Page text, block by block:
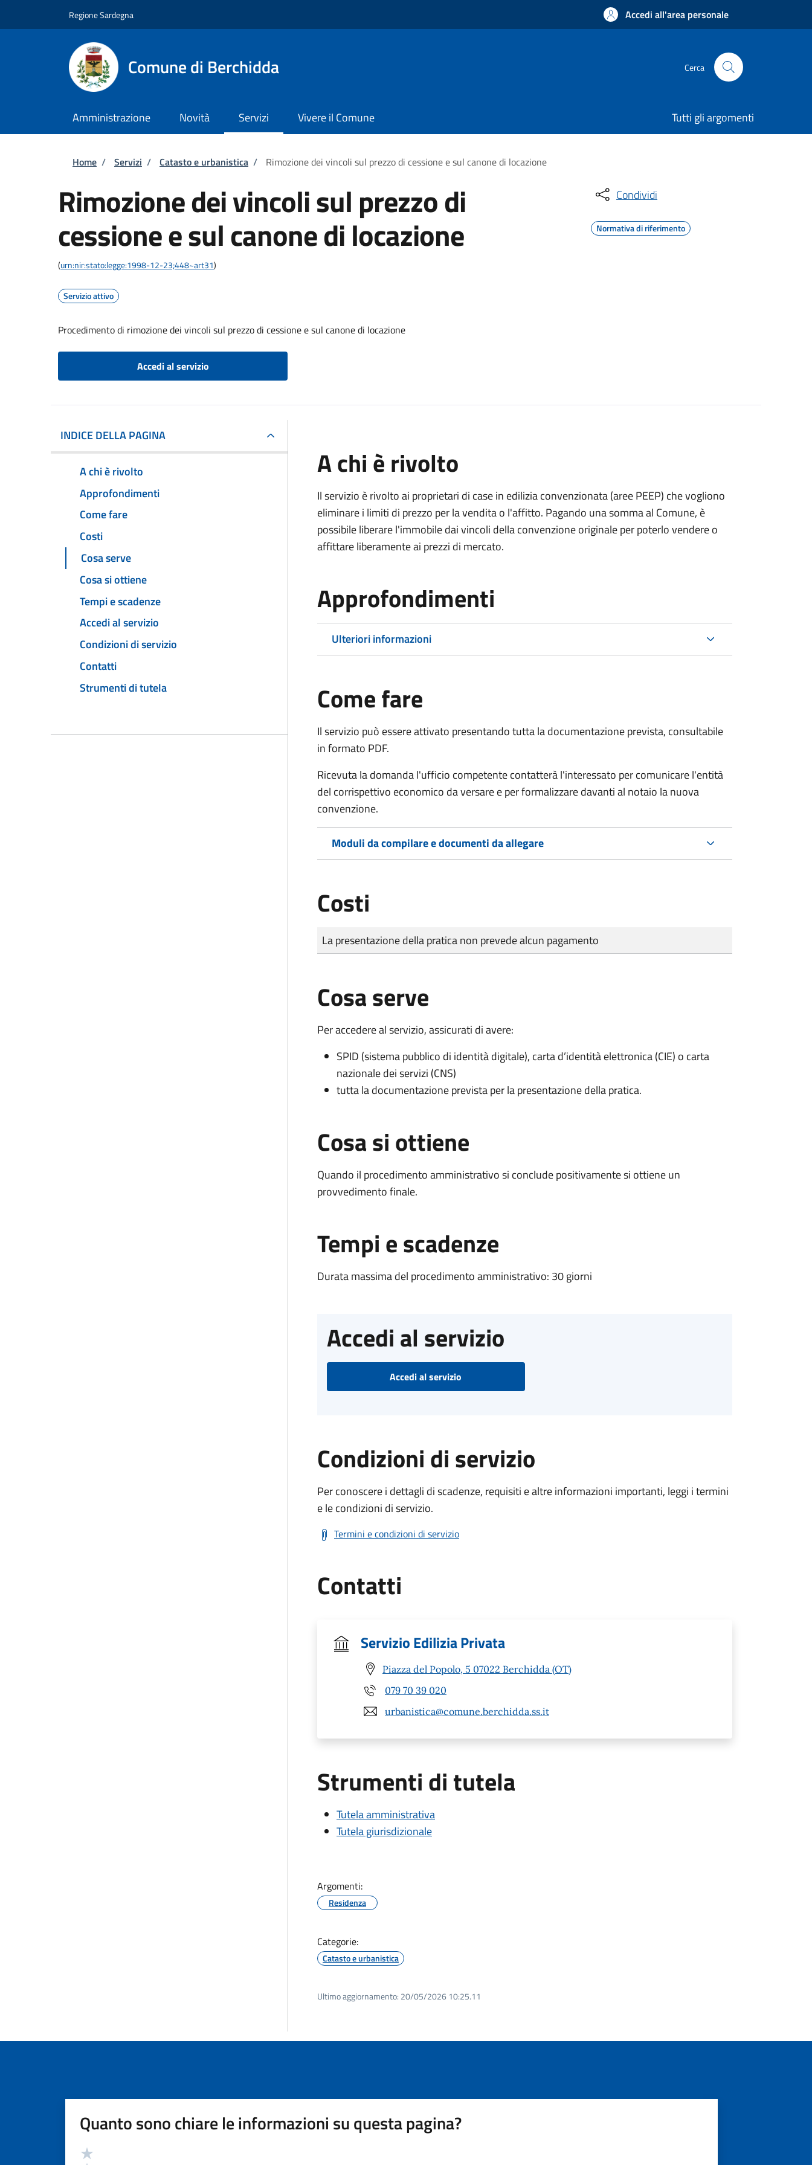
Regione Sardegna Accedi all'area personale
Comune di Berchidda Cerca
Amministrazione Novità Servizi Vivere il Comune Tutti gli argomenti
Briciole di pane
Home / Servizi / Catasto e urbanistica / Rimozione dei vincoli sul prezzo di cessione e sul canone di locazione
Rimozione dei vincoli sul prezzo di
cessione e sul canone di locazione
(urn:nir:stato:legge:1998-12-23;448~art31)
Servizio attivo
Procedimento di rimozione dei vincoli sul prezzo di cessione e sul canone di locazione
Accedi al servizio
Condividi
Normativa di riferimento
INDICE DELLA PAGINA
A chi è rivolto
Approfondimenti
Come fare
Costi
Cosa serve
Cosa si ottiene
Tempi e scadenze
Accedi al servizio
Condizioni di servizio
Contatti
Strumenti di tutela
A chi è rivolto
Il servizio è rivolto ai proprietari di case in edilizia convenzionata (aree PEEP) che vogliono
eliminare i limiti di prezzo per la vendita o l'affitto. Pagando una somma al Comune, è
possibile liberare l'immobile dai vincoli della convenzione originale per poterlo vendere o
affittare liberamente ai prezzi di mercato.
Approfondimenti
Ulteriori informazioni
Come fare
Il servizio può essere attivato presentando tutta la documentazione prevista, consultabile
in formato PDF.
Ricevuta la domanda l'ufficio competente contatterà l'interessato per comunicare l'entità
del corrispettivo economico da versare e per formalizzare davanti al notaio la nuova
convenzione.
Moduli da compilare e documenti da allegare
Costi
Tipo di pagamento
Importo
La presentazione della pratica non prevede alcun pagamento
Cosa serve
Per accedere al servizio, assicurati di avere:
SPID (sistema pubblico di identità digitale), carta d’identità elettronica (CIE) o carta
nazionale dei servizi (CNS)
tutta la documentazione prevista per la presentazione della pratica.
Cosa si ottiene
Quando il procedimento amministrativo si conclude positivamente si ottiene un
provvedimento finale.
Tempi e scadenze
Durata massima del procedimento amministrativo: 30 giorni
Accedi al servizio
Accedi al servizio
Condizioni di servizio
Per conoscere i dettagli di scadenze, requisiti e altre informazioni importanti, leggi i termini
e le condizioni di servizio.
Termini e condizioni di servizio
Contatti
Servizio Edilizia Privata
Piazza del Popolo, 5 07022 Berchidda (OT)
079 70 39 020
urbanistica@comune.berchidda.ss.it
Strumenti di tutela
Tutela amministrativa
Tutela giurisdizionale
Argomenti:
Residenza
Categorie:
Catasto e urbanistica
Ultimo aggiornamento: 20/05/2026 10:25.11
Quanto sono chiare le informazioni su questa pagina?
Valutazione